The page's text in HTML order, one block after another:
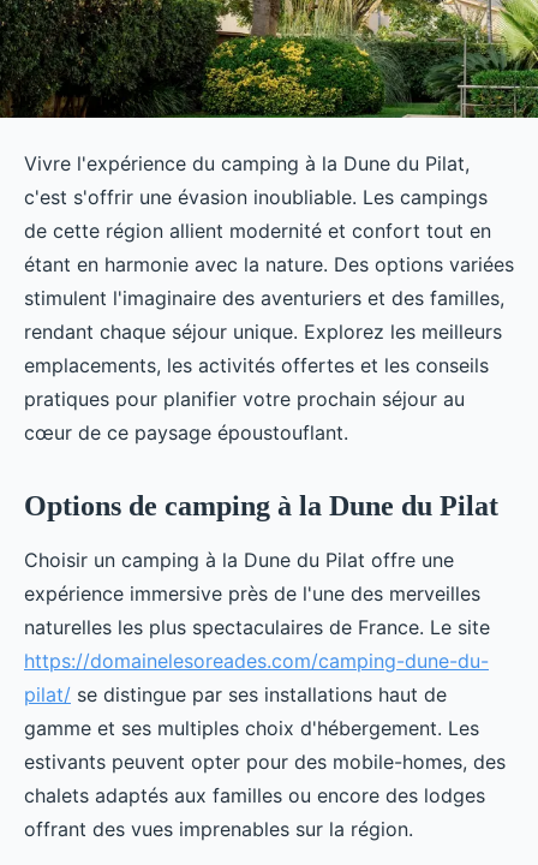
Vivre l'expérience du camping à la Dune du Pilat,
c'est s'offrir une évasion inoubliable. Les campings
de cette région allient modernité et confort tout en
étant en harmonie avec la nature. Des options variées
stimulent l'imaginaire des aventuriers et des familles,
rendant chaque séjour unique. Explorez les meilleurs
emplacements, les activités offertes et les conseils
pratiques pour planifier votre prochain séjour au
cœur de ce paysage époustouflant.
Options de camping à la Dune du Pilat
Choisir un camping à la Dune du Pilat offre une
expérience immersive près de l'une des merveilles
naturelles les plus spectaculaires de France. Le site
https://domainelesoreades.com/camping-dune-du-
pilat/ se distingue par ses installations haut de
gamme et ses multiples choix d'hébergement. Les
estivants peuvent opter pour des mobile-homes, des
chalets adaptés aux familles ou encore des lodges
offrant des vues imprenables sur la région.